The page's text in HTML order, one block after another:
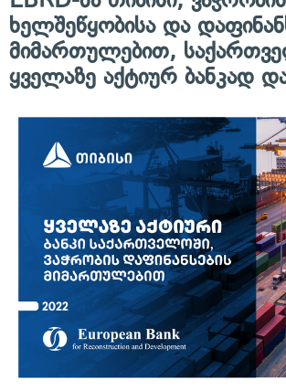
ხელშეწყობისა და
მიმართულებით,
ყველაზე აქტიურ ბანკად